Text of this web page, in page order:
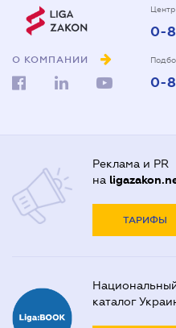
О КОМПАНИИ
0-
0-
Реклама и PR
на
ТАРИФЫ
каталог